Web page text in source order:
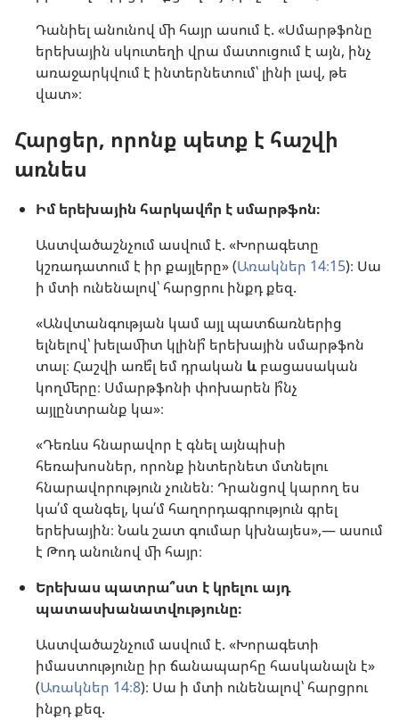
Դանիել անունով մի հայր ասում է. «Սմարթֆոնը
երեխային սկուտեղի վրա մատուցում է այն, ինչ
առաջարկվում է ինտերնետում՝ լինի լավ, թե
վատ»։
Հարցեր, որոնք պետք է հաշվի
առնես
Իմ երեխային հարկավո՞ր է սմարթֆոն։
Աստվածաշնչում ասվում է. «Խորագետը
կշռադատում է իր քայլերը» (Առակներ 14։15)։ Սա
ի մտի ունենալով՝ հարցրու ինքդ քեզ.
«Անվտանգության կամ այլ պատճառներից
ելնելով՝ խելամիտ կլինի՞ երեխային սմարթֆոն
տալ։ Հաշվի առե՞լ եմ դրական և բացասական
կողմերը։ Սմարթֆոնի փոխարեն ի՞նչ
այլընտրանք կա»։
«Դեռևս հնարավոր է գնել այնպիսի
հեռախոսներ, որոնք ինտերնետ մտնելու
հնարավորություն չունեն։ Դրանցով կարող ես
կա՛մ զանգել, կա՛մ հաղորդագրություն գրել
երեխային։ Նաև շատ գումար կխնայես»,— ասում
է Թոդ անունով մի հայր։
Երեխաս պատրա՞ստ է կրելու այդ
պատասխանատվությունը։
Աստվածաշնչում ասվում է. «Խորագետի
իմաստությունը իր ճանապարհը հասկանալն է»
(Առակներ 14։8)։ Սա ի մտի ունենալով՝ հարցրու
ինքդ քեզ.